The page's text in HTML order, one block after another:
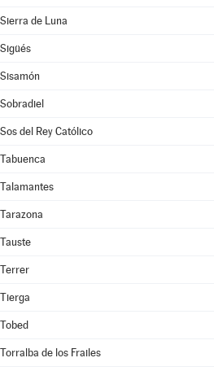
Sierra de Luna
Sigüés
Sisamón
Sobradiel
Sos del Rey Católico
Tabuenca
Talamantes
Tarazona
Tauste
Terrer
Tierga
Tobed
Torralba de los Frailes